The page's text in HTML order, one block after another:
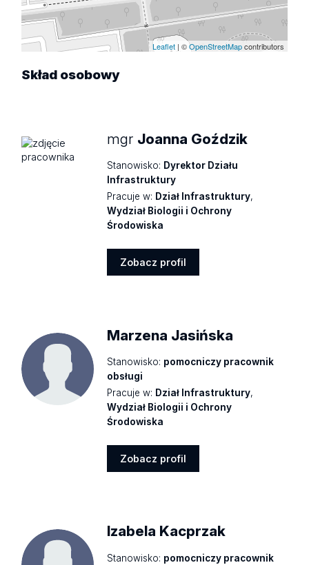
Leaflet| ©OpenStreetMapcontributors
Skład osobowy
mgr Joanna Goździk
Stanowisko: Dyrektor Działu
Infrastruktury
Pracuje w: Dział Infrastruktury,
Wydział Biologii i Ochrony
Środowiska
Zobacz profil
Marzena Jasińska
Stanowisko: pomocniczy pracownik
obsługi
Pracuje w: Dział Infrastruktury,
Wydział Biologii i Ochrony
Środowiska
Zobacz profil
Izabela Kacprzak
Stanowisko: pomocniczy pracownik